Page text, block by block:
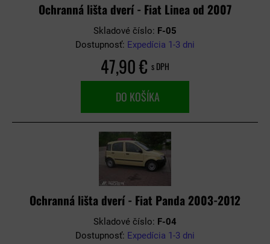
Ochranná lišta dverí - Fiat Linea od 2007
Skladové číslo: F-05
Dostupnosť: Expedícia 1-3 dni
47,90 € s DPH
DO KOŠÍKA
Ochranná lišta dverí - Fiat Panda 2003-2012
Skladové číslo: F-04
Dostupnosť: Expedícia 1-3 dni